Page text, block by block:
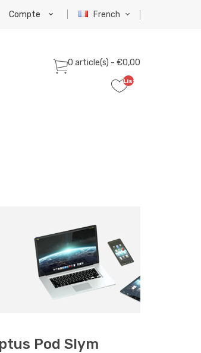
French
Compte
0 article(s) - €0,00
Liste
Pod Slym